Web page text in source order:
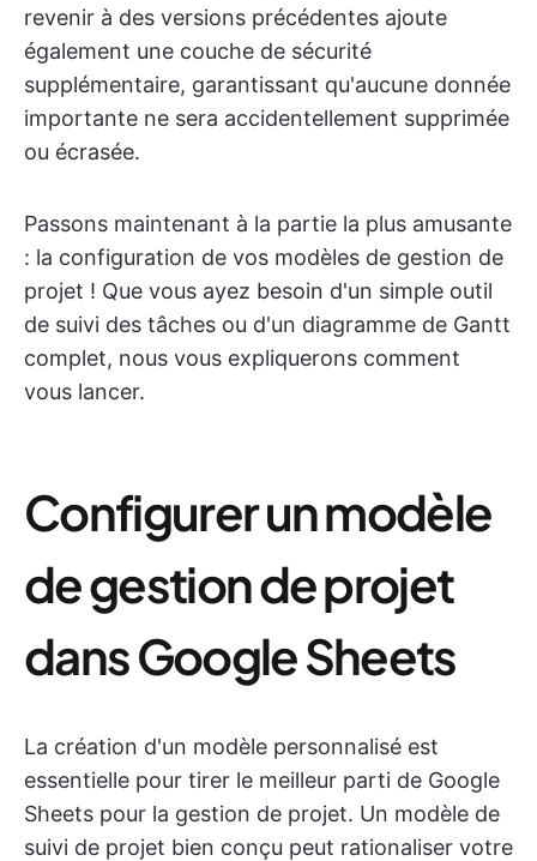
revenir à des versions précédentes ajoute
également une couche de sécurité
supplémentaire, garantissant qu'aucune donnée
importante ne sera accidentellement supprimée
ou écrasée.
Passons maintenant à la partie la plus amusante
: la configuration de vos modèles de gestion de
projet ! Que vous ayez besoin d'un simple outil
de suivi des tâches ou d'un diagramme de Gantt
complet, nous vous expliquerons comment
vous lancer.
Configurer un modèle
de gestion de projet
dans Google Sheets
La création d'un modèle personnalisé est
essentielle pour tirer le meilleur parti de Google
Sheets pour la gestion de projet. Un modèle de
suivi de projet bien conçu peut rationaliser votre